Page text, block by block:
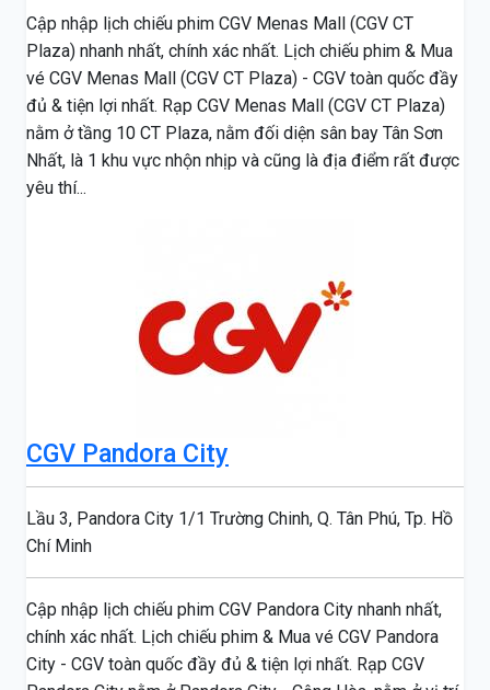
Cập nhập lịch chiếu phim CGV Menas Mall (CGV CT
Plaza) nhanh nhất, chính xác nhất. Lịch chiếu phim & Mua
vé CGV Menas Mall (CGV CT Plaza) - CGV toàn quốc đầy
đủ & tiện lợi nhất. Rạp CGV Menas Mall (CGV CT Plaza)
nằm ở tầng 10 CT Plaza, nằm đối diện sân bay Tân Sơn
Nhất, là 1 khu vực nhộn nhịp và cũng là địa điểm rất được
yêu thí...
CGV Pandora City
Lầu 3, Pandora City 1/1 Trường Chinh, Q. Tân Phú, Tp. Hồ
Chí Minh
Cập nhập lịch chiếu phim CGV Pandora City nhanh nhất,
chính xác nhất. Lịch chiếu phim & Mua vé CGV Pandora
City - CGV toàn quốc đầy đủ & tiện lợi nhất. Rạp CGV